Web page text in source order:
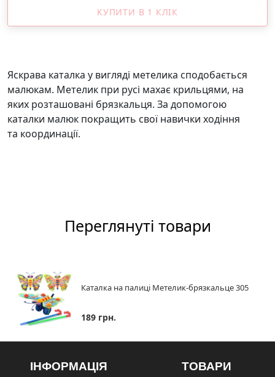
КУПИТИ В 1 КЛІК
Яскрава каталка у вигляді метелика сподобається
малюкам. Метелик при русі махає крильцями, на
яких розташовані брязкальця. За допомогою
каталки малюк покращить свої навички ходіння
та координації.
Переглянуті товари
Каталка на палиці Метелик-брязкальце 305
189 грн.
ІНФОРМАЦІЯ ТОВАРИ